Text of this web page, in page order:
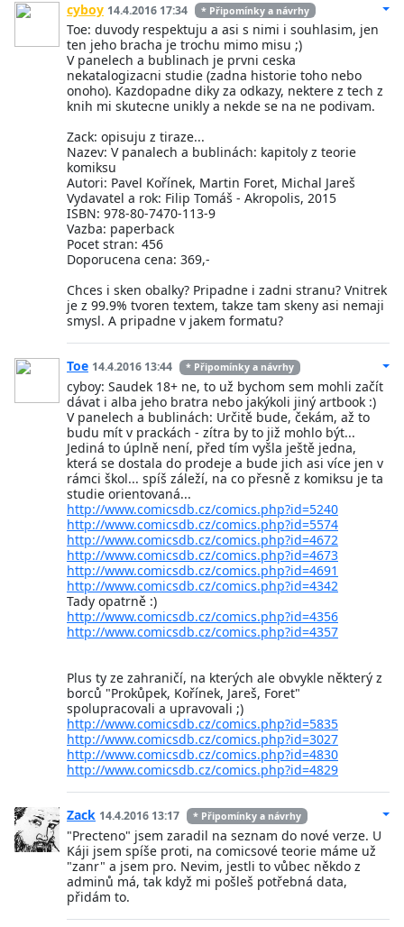
cyboy 14.4.2016 17:34 * Připomínky a návrhy
Toe: duvody respektuju a asi s nimi i souhlasim, jen
ten jeho bracha je trochu mimo misu ;)
V panelech a bublinach je prvni ceska
nekatalogizacni studie (zadna historie toho nebo
onoho). Kazdopadne diky za odkazy, nektere z tech z
knih mi skutecne unikly a nekde se na ne podivam.
Zack: opisuju z tiraze...
Nazev: V panalech a bublinách: kapitoly z teorie
komiksu
Autori: Pavel Kořínek, Martin Foret, Michal Jareš
Vydavatel a rok: Filip Tomáš - Akropolis, 2015
ISBN: 978-80-7470-113-9
Vazba: paperback
Pocet stran: 456
Doporucena cena: 369,-
Chces i sken obalky? Pripadne i zadni stranu? Vnitrek
je z 99.9% tvoren textem, takze tam skeny asi nemaji
smysl. A pripadne v jakem formatu?
Toe 14.4.2016 13:44 * Připomínky a návrhy
cyboy: Saudek 18+ ne, to už bychom sem mohli začít
dávat i alba jeho bratra nebo jakýkoli jiný artbook :)
V panelech a bublinách: Určitě bude, čekám, až to
budu mít v prackách - zítra by to již mohlo být...
Jediná to úplně není, před tím vyšla ještě jedna,
která se dostala do prodeje a bude jich asi více jen v
rámci škol... spíš záleží, na co přesně z komiksu je ta
studie orientovaná...
http://www.comicsdb.cz/comics.php?id=5240
http://www.comicsdb.cz/comics.php?id=5574
http://www.comicsdb.cz/comics.php?id=4672
http://www.comicsdb.cz/comics.php?id=4673
http://www.comicsdb.cz/comics.php?id=4691
http://www.comicsdb.cz/comics.php?id=4342
Tady opatrně :)
http://www.comicsdb.cz/comics.php?id=4356
http://www.comicsdb.cz/comics.php?id=4357
Plus ty ze zahraničí, na kterých ale obvykle některý z
borců "Prokůpek, Kořínek, Jareš, Foret"
spolupracovali a upravovali ;)
http://www.comicsdb.cz/comics.php?id=5835
http://www.comicsdb.cz/comics.php?id=3027
http://www.comicsdb.cz/comics.php?id=4830
http://www.comicsdb.cz/comics.php?id=4829
Zack 14.4.2016 13:17 * Připomínky a návrhy
"Precteno" jsem zaradil na seznam do nové verze. U
Káji jsem spíše proti, na comicsové teorie máme už
"zanr" a jsem pro. Nevim, jestli to vůbec někdo z
adminů má, tak když mi pošleš potřebná data,
přidám to.